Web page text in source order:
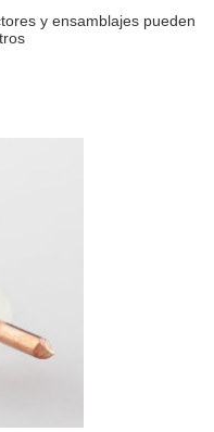
y ensamblajes pueden